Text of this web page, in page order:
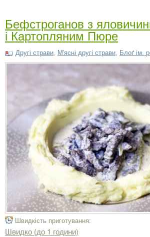
Бефстроганов з
і Картопляним Пюре
Другі страви, М'ясні другі страви, Блоґ ім.
Швидкість приготування:
Швидко (до 1 години)